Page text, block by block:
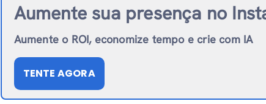
Aumente sua presença no
Aumente o ROI, economize tempo e crie com IA
TENTE AGORA